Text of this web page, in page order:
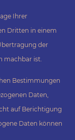
Ihrer
Dritten in einem
der
machbar ist.
Bestimmungen
Daten,
auf Berichtigung
Daten können